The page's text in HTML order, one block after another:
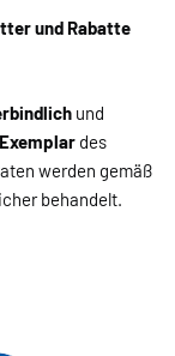
und Rabatte
und
des
werden gemäß
behandelt.